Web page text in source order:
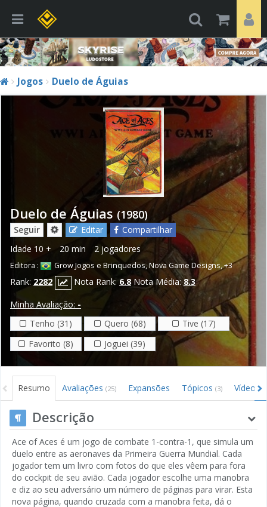
Jogos Duelo de Águias
Duelo de Águias (1980)
Seguir Editar
Compartilhar
Idade 10 + 20 min 2 jogadores
Editora : Grow Jogos e Brinquedos,Nova Game Designs,+3
Rank: 2282 Nota Rank: 6.8 Nota Média:8.3
Minha Avaliação: -
Tenho (31)
Quero (68)
Tive (17)
Favorito (8)
Joguei (39)
Resumo Avaliações (25) Expansões Tópicos (3) Vídeos
Descrição
Ace of Aces é um jogo de combate 1-contra-1, que simula um
duelo entre as aeronaves da Primeira Guerra Mundial. Cada
jogador tem um livro com fotos do que eles vêem para fora
do cockpit de seu avião. Cada jogador escolhe uma manobra
e diz ao seu adversário um número de páginas para virar. Esta
nova página, quando cruzada com a manobra feita, dá o